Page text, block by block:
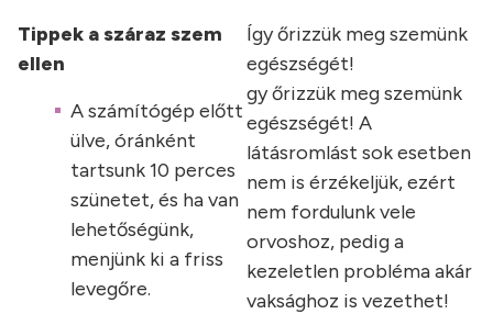
Így őrizzük meg szemünk
egészségét!
gy őrizzük meg szemünk
egészségét! A
látásromlást sok esetben
nem is érzékeljük, ezért
nem fordulunk vele
orvoshoz, pedig a
kezeletlen probléma akár
vaksághoz is vezethet!
Tippek a száraz szem
ellen
A számítógép előtt
ülve, óránként
tartsunk 10 perces
szünetet, és ha van
lehetőségünk,
menjünk ki a friss
levegőre.